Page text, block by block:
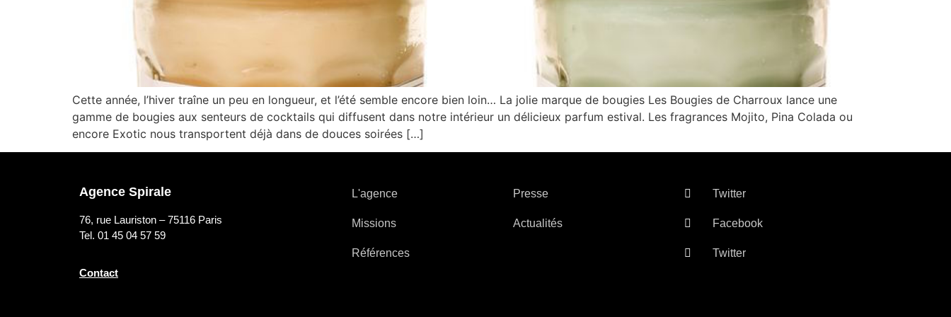
Cette année, l’hiver traîne un peu en longueur, et l’été semble encore bien loin… La jolie marque de bougies Les Bougies de Charroux lance une
gamme de bougies aux senteurs de cocktails qui diffusent dans notre intérieur un délicieux parfum estival. Les fragrances Mojito, Pina Colada ou
encore Exotic nous transportent déjà dans de douces soirées […]
Agence Spirale
76, rue Lauriston – 75116 Paris
Tel. 01 45 04 57 59
Contact
L'agence
Missions
Références
Presse
Actualités
Twitter
Facebook
Twitter